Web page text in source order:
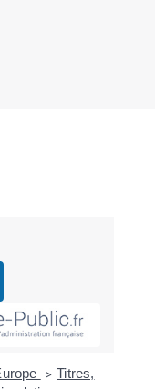
> Titres,